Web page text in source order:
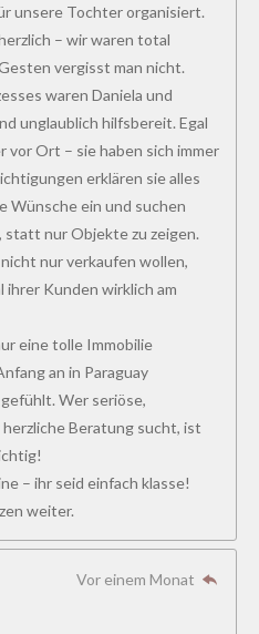
unsere Tochter organisiert.
– wir waren total
vergisst man nicht.
waren Daniela und
unglaublich hilfsbereit. Egal
Ort – sie haben sich immer
erklären sie alles
Wünsche ein und suchen
statt nur Objekte zu zeigen.
nur verkaufen wollen,
ihrer Kunden wirklich am
eine tolle Immobilie
an in Paraguay
Wer seriöse,
Beratung sucht, ist
– ihr seid einfach klasse!
weiter.
Vor einem Monat